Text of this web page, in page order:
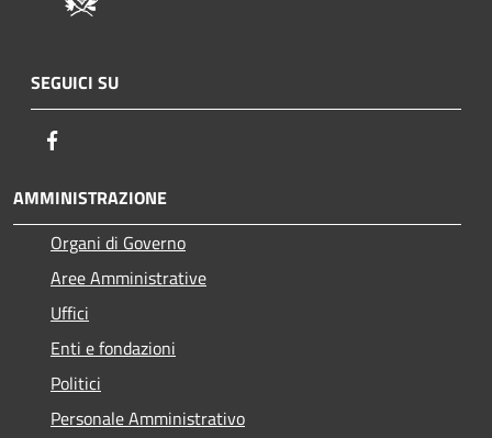
SEGUICI SU
AMMINISTRAZIONE
Organi di Governo
Aree Amministrative
Uffici
Enti e fondazioni
Politici
Personale Amministrativo